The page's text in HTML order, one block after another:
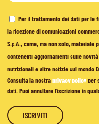
Per il trattamento dei dati per le
la ricezione di comunicazioni
S.p.A., come, ma non solo, materiale
contenenti aggiornamenti sulle
nutrizionali e altre notizie sul mondo
Consulta la nostraprivacy policyper
dati. Puoi annullare l'iscrizione in